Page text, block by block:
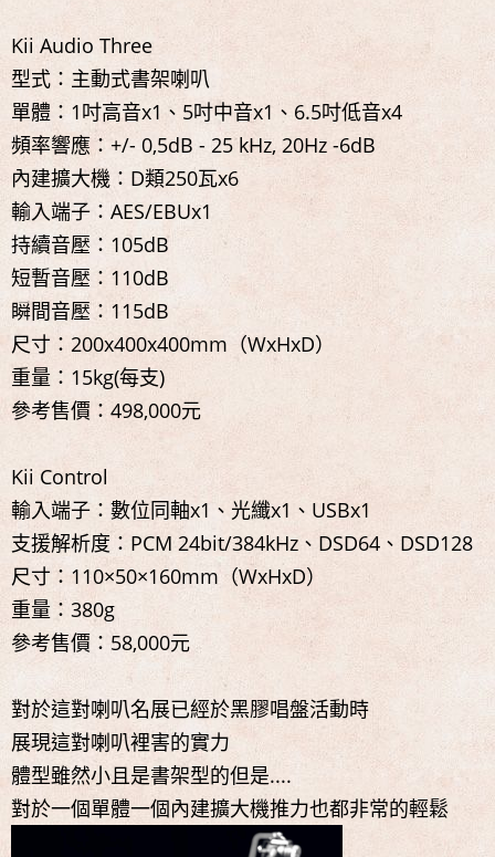
Kii Audio Three
型式：主動式書架喇叭
單體：1吋高音x1、5吋中音x1、6.5吋低音x4
頻率響應：+/- 0,5dB - 25 kHz, 20Hz -6dB
內建擴大機：D類250瓦x6
輸入端子：AES/EBUx1
持續音壓：105dB
短暫音壓：110dB
瞬間音壓：115dB
尺寸：200x400x400mm（WxHxD）
重量：15kg(每支)
參考售價：498,000元
Kii Control
輸入端子：數位同軸x1、光纖x1、USBx1
支援解析度：PCM 24bit/384kHz、DSD64、DSD128
尺寸：110×50×160mm（WxHxD）
重量：380g
參考售價：58,000元
對於這對喇叭名展已經於黑膠唱盤活動時
展現這對喇叭裡害的實力
體型雖然小且是書架型的但是....
對於一個單體一個內建擴大機推力也都非常的輕鬆